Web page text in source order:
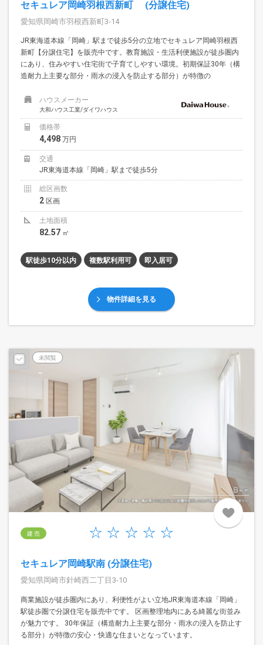
セキュレア岡崎羽根西新町 (分譲住宅)
愛知県岡崎市羽根西新町3-14
JR東海道本線「岡崎」駅まで徒歩5分の立地でセキュレア岡崎羽根西
新町【分譲住宅】を販売中です。教育施設・生活利便施設が徒歩圏内
にあり、住みやすい住宅街で子育てしやすい環境。初期保証30年（構
造耐力上主要な部分・雨水の浸入を防止する部分）が特徴の
ハウスメーカー
大和ハウス工業/ダイワハウス
価格帯
4,498 万円
交通
JR東海道本線「岡崎」駅まで徒歩5分
総区画数
2 区画
土地面積
82.57 ㎡
駅徒歩10分以内 複数駅利用可 即入居可
物件詳細を見る
未閲覧
建 売
セキュレア岡崎駅南 (分譲住宅)
愛知県岡崎市針崎西二丁目3-10
商業施設が徒歩圏内にあり、利便性がよい立地JR東海道本線「岡崎」
駅徒歩圏で分譲住宅を販売中です。 区画整理地内にある綺麗な街並み
が魅力です。 30年保証（構造耐力上主要な部分・雨水の浸入を防止す
る部分）が特徴の安心・快適な住まいとなっています。